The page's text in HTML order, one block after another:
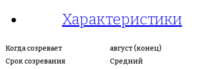
Характеристики
Когда созревает
август (конец)
Срок созревания
Средний